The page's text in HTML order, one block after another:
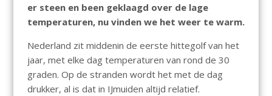
b
o
o
k
s
A
p
p
e
dI
n
l n
er steen en been geklaagd over de lage
temperaturen, nu vinden we het weer te warm.
Nederland zit middenin de eerste hittegolf van het
jaar, met elke dag temperaturen van rond de 30
graden. Op de stranden wordt het met de dag
drukker, al is dat in IJmuiden altijd relatief.